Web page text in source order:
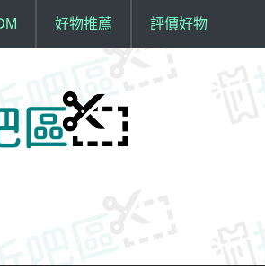
好物推薦 評價好物